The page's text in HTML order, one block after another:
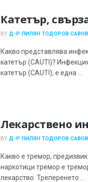
Катетър,
BY Д-Р ЛИЛЯН ТОДОРОВ САВОВ
Какво представлява
катетър (CAUTI)?
катетър (CAUTI), е една ...
Лекарствено
BY Д-Р ЛИЛЯН ТОДОРОВ САВОВ
Какво е тремор,
наркотици тремор е
лекарство. Треперенето ...